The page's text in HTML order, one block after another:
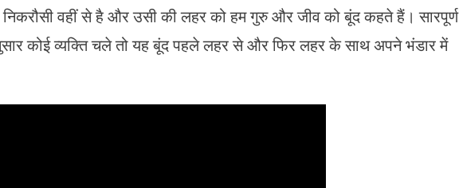
वहीं से है और उसी की लहर को हम गुरु और जीव को बूंद कहते हैं। सारपूर्ण
कोई व्यक्ति चले तो यह बूंद पहले लहर से और फिर लहर के साथ अपने भंडार में